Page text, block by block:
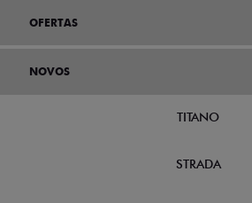
OFERTAS
NOVOS
TITANO
STRADA